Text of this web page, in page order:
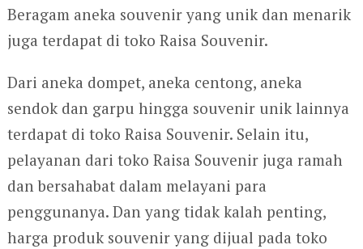
Beragam aneka souvenir yang unik dan menarik
juga terdapat di toko Raisa Souvenir.
Dari aneka dompet, aneka centong, aneka
sendok dan garpu hingga souvenir unik lainnya
terdapat di toko Raisa Souvenir. Selain itu,
pelayanan dari toko Raisa Souvenir juga ramah
dan bersahabat dalam melayani para
penggunanya. Dan yang tidak kalah penting,
harga produk souvenir yang dijual pada toko